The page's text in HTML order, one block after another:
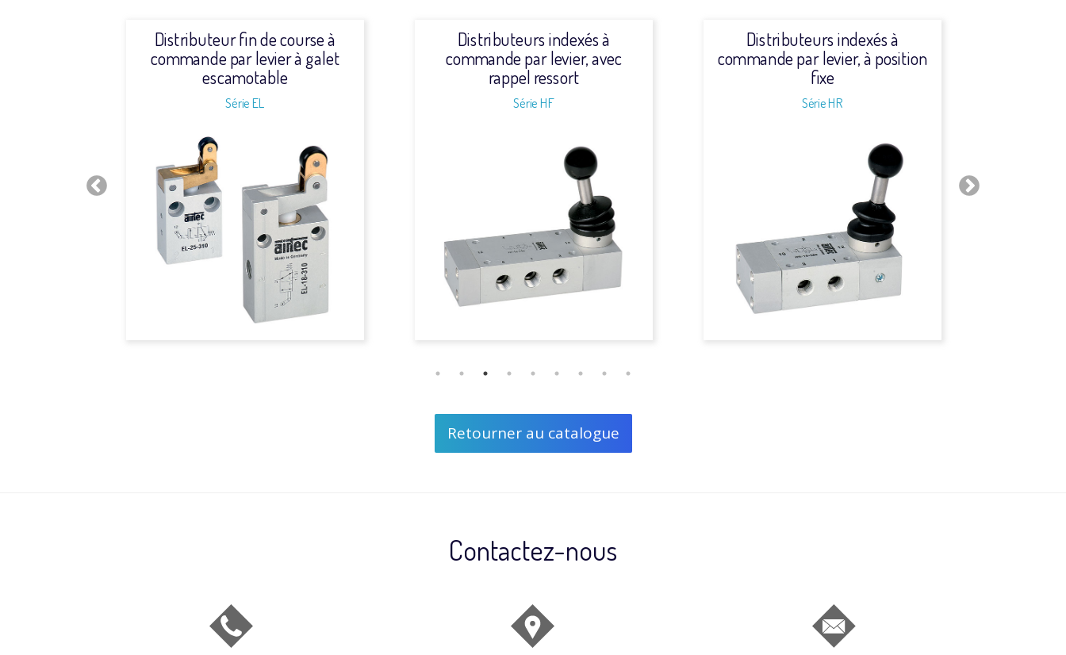
Distributeur fin de course à
commande par levier à galet
escamotable
Série EL
Distributeurs indexés à
commande par levier, avec
rappel ressort
Série HF
Distributeurs indexés à
commande par levier, à position
fixe
Série HR
Retourner au catalogue
Contactez-nous